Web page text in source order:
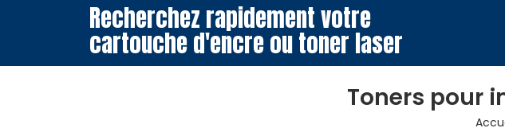
Recherchez rapidement votre
cartouche d'encre ou toner laser
Toners pour